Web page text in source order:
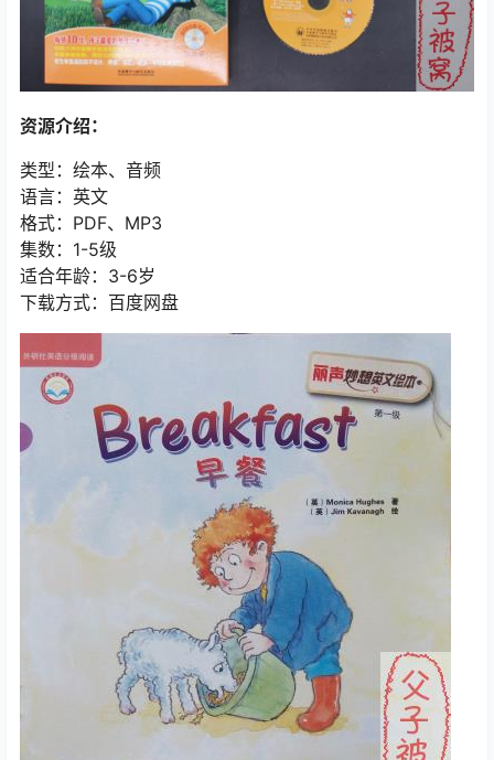
资源介绍：
类型：绘本、音频
语言：英文
格式：PDF、MP3
集数：1-5级
适合年龄：3-6岁
下载方式：百度网盘